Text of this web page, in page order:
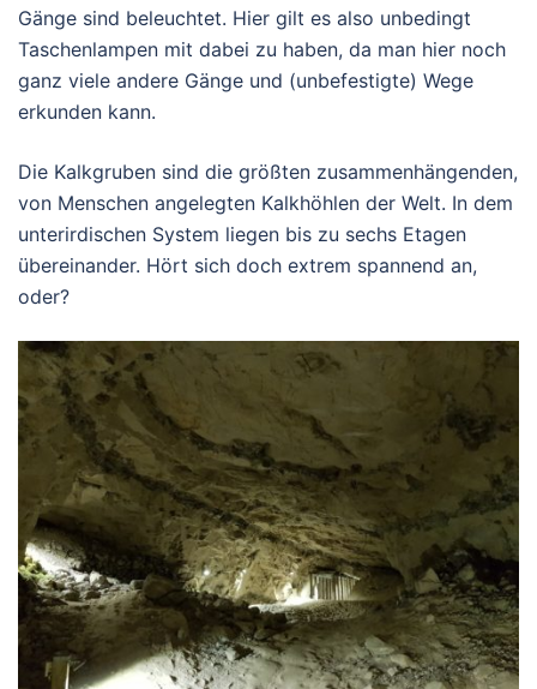
Gänge sind beleuchtet. Hier gilt es also unbedingt
Taschenlampen mit dabei zu haben, da man hier noch
ganz viele andere Gänge und (unbefestigte) Wege
erkunden kann.
Die Kalkgruben sind die größten zusammenhängenden,
von Menschen angelegten Kalkhöhlen der Welt. In dem
unterirdischen System liegen bis zu sechs Etagen
übereinander. Hört sich doch extrem spannend an,
oder?